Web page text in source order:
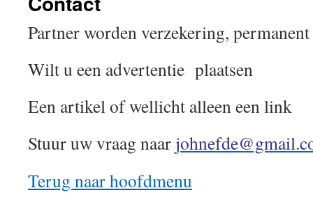
Partner worden verzekering,
Wilt u een advertentie plaatsen
Een artikel of wellicht alleen een link
Stuur uw vraag naar
Terug naar hoofdmenu